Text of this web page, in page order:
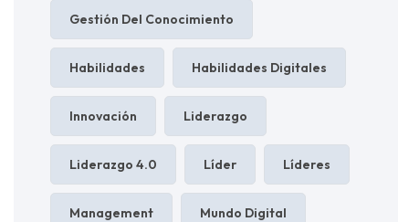
Gestión Del Conocimiento
Habilidades Habilidades Digitales
Innovación Liderazgo
Liderazgo 4.0 Líder Líderes
Management Mundo Digital